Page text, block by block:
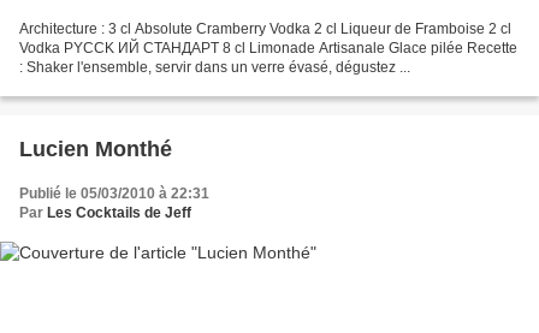
Architecture : 3 cl Absolute Cramberry Vodka 2 cl Liqueur de Framboise 2 cl
Vodka PYCCK ИЙ CTAHДAPT 8 cl Limonade Artisanale Glace pilée Recette
: Shaker l'ensemble, servir dans un verre évasé, dégustez ...
Lucien Monthé
Publié le 05/03/2010 à 22:31
Par Les Cocktails de Jeff